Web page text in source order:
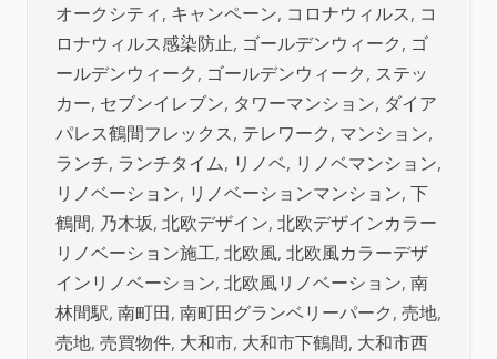
オークシティ, キャンペーン, コロナウィルス, コ
ロナウィルス感染防止, ゴールデンウィーク, ゴ
ールデンウィーク, ゴールデンウィーク, ステッ
カー, セブンイレブン, タワーマンション, ダイア
パレス鶴間フレックス, テレワーク, マンション,
ランチ, ランチタイム, リノベ, リノベマンション,
リノベーション, リノベーションマンション, 下
鶴間, 乃木坂, 北欧デザイン, 北欧デザインカラー
リノベーション施工, 北欧風, 北欧風カラーデザ
インリノベーション, 北欧風リノベーション, 南
林間駅, 南町田, 南町田グランベリーパーク, 売地,
売地, 売買物件, 大和市, 大和市下鶴間, 大和市西